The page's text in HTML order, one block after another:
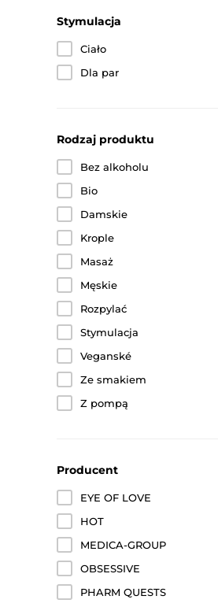
Stymulacja
Ciało
Dla par
Rodzaj produktu
Bez alkoholu
Bio
Damskie
Krople
Masaż
Męskie
Rozpylać
Stymulacja
Veganské
Ze smakiem
Z pompą
Producent
EYE OF LOVE
HOT
MEDICA-GROUP
OBSESSIVE
PHARM QUESTS